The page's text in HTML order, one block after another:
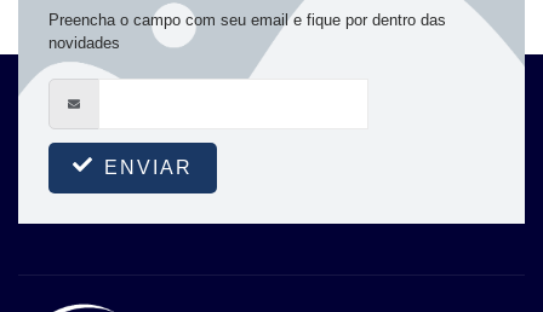
Preencha o campo com seu email e fique por dentro das
novidades
ENVIAR